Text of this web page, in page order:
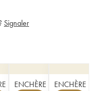
Signaler
ENCHÈRE ENCHÈRE